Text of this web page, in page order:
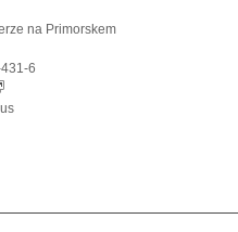
na Primorskem
6